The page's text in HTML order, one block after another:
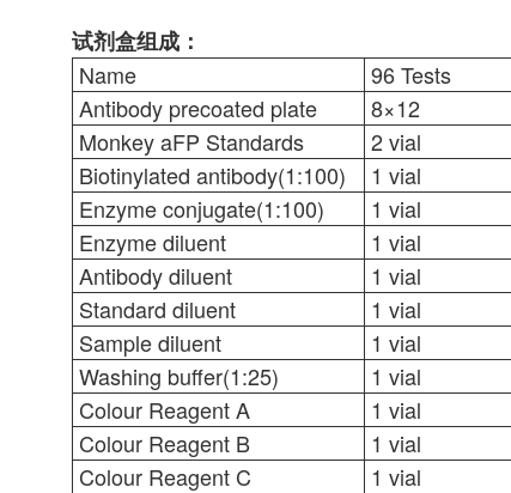
试剂盒组成：
Name
96 Tests
Antibody precoated plate
8×12
Monkey aFP Standards
2 vial
Biotinylated antibody(1:100)
1 vial
Enzyme conjugate(1:100)
1 vial
Enzyme diluent
1 vial
Antibody diluent
1 vial
Standard diluent
1 vial
Sample diluent
1 vial
Washing buffer(1:25)
1 vial
Colour Reagent A
1 vial
Colour Reagent B
1 vial
Colour Reagent C
1 vial